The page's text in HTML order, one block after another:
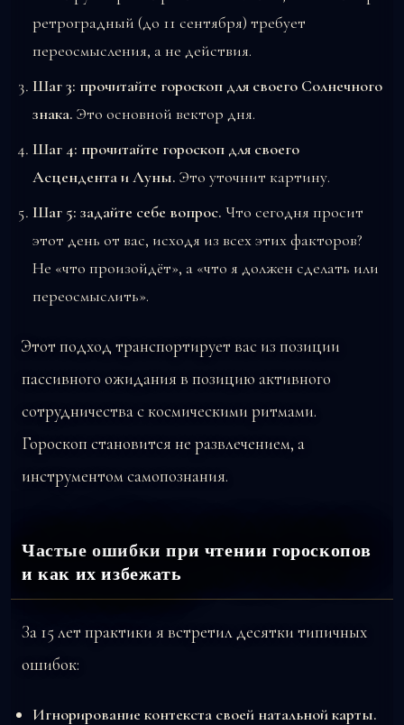
ретроградный (до 11 сентября) требует
переосмысления, а не действия.
Шаг 3: прочитайте гороскоп для своего Солнечного
знака. Это основной вектор дня.
Шаг 4: прочитайте гороскоп для своего
Асцендента и Луны. Это уточнит картину.
Шаг 5: задайте себе вопрос. Что сегодня просит
этот день от вас, исходя из всех этих факторов?
Не «что произойдёт», а «что я должен сделать или
переосмыслить».
Этот подход транспортирует вас из позиции
пассивного ожидания в позицию активного
сотрудничества с космическими ритмами.
Гороскоп становится не развлечением, а
инструментом самопознания.
Частые ошибки при чтении гороскопов
и как их избежать
За 15 лет практики я встретил десятки типичных
ошибок:
Игнорирование контекста своей натальной карты.